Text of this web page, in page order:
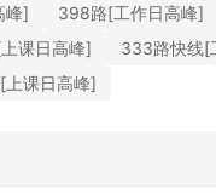
峰]
398路[工作日高峰]
课日高峰]
333路快线[
课日高峰]